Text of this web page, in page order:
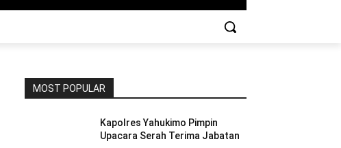
MOST POPULAR
Kapolres Yahukimo Pimpin
Upacara Serah Terima Jabatan